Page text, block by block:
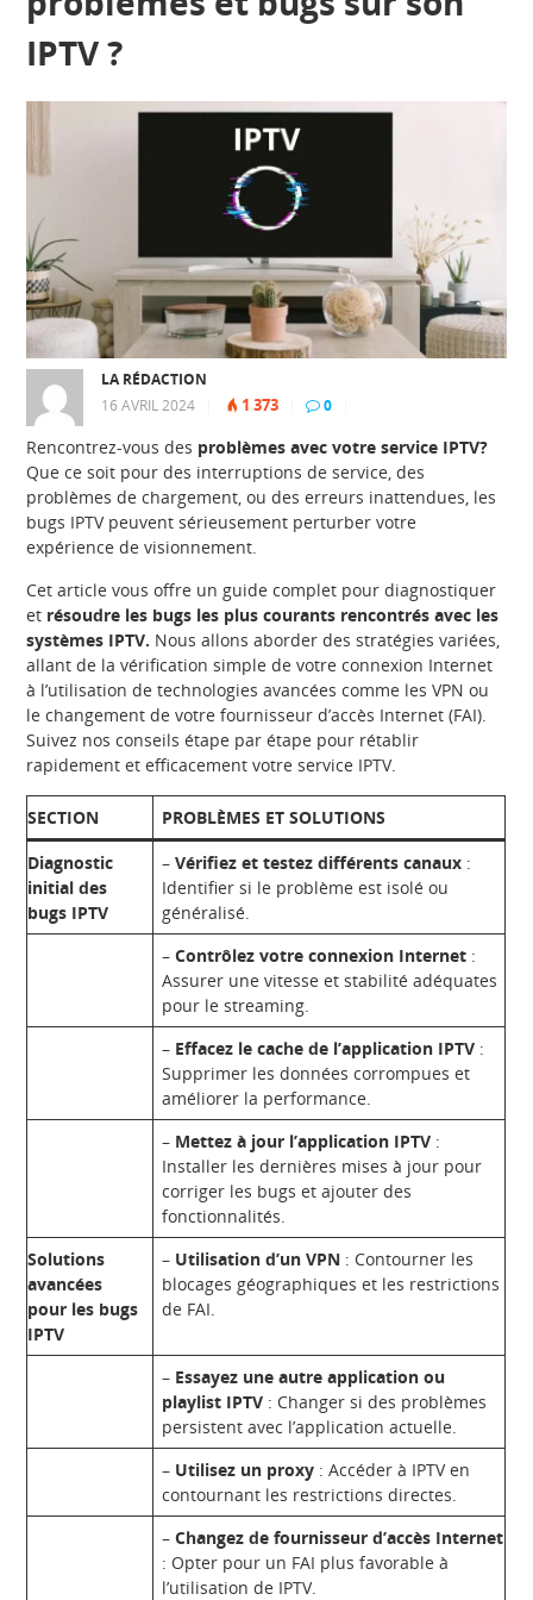
IPTV ?
LA RÉDACTION
16 AVRIL 2024
1 373 0
Rencontrez-vous des problèmes avec votre service IPTV?
Que ce soit pour des interruptions de service, des
problèmes de chargement, ou des erreurs inattendues, les
bugs IPTV peuvent sérieusement perturber votre
expérience de visionnement.
Cet article vous offre un guide complet pour diagnostiquer
et résoudre les bugs les plus courants rencontrés avec les
systèmes IPTV. Nous allons aborder des stratégies variées,
allant de la vérification simple de votre connexion Internet
à l’utilisation de technologies avancées comme les VPN ou
le changement de votre fournisseur d’accès Internet (FAI).
Suivez nos conseils étape par étape pour rétablir
rapidement et efficacement votre service IPTV.
SECTION
PROBLÈMES ET SOLUTIONS
Diagnostic
initial des
bugs IPTV
–Vérifiez et testez différents canaux :
Identifier si le problème est isolé ou
généralisé.
–Contrôlez votre connexion Internet :
Assurer une vitesse et stabilité adéquates
pour le streaming.
– Effacez le cache de l’application IPTV :
Supprimer les données corrompues et
améliorer la performance.
– Mettez à jour l’application IPTV :
Installer les dernières mises à jour pour
corriger les bugs et ajouter des
fonctionnalités.
Solutions
avancées
pour les bugs
IPTV
– Utilisation d’un VPN : Contourner les
blocages géographiques et les restrictions
de FAI.
– Essayez une autre application ou
playlist IPTV : Changer si des problèmes
persistent avec l’application actuelle.
– Utilisez un proxy : Accéder à IPTV en
contournant les restrictions directes.
–Changez de fournisseur d’accès Internet
: Opter pour un FAI plus favorable à
l’utilisation de IPTV.